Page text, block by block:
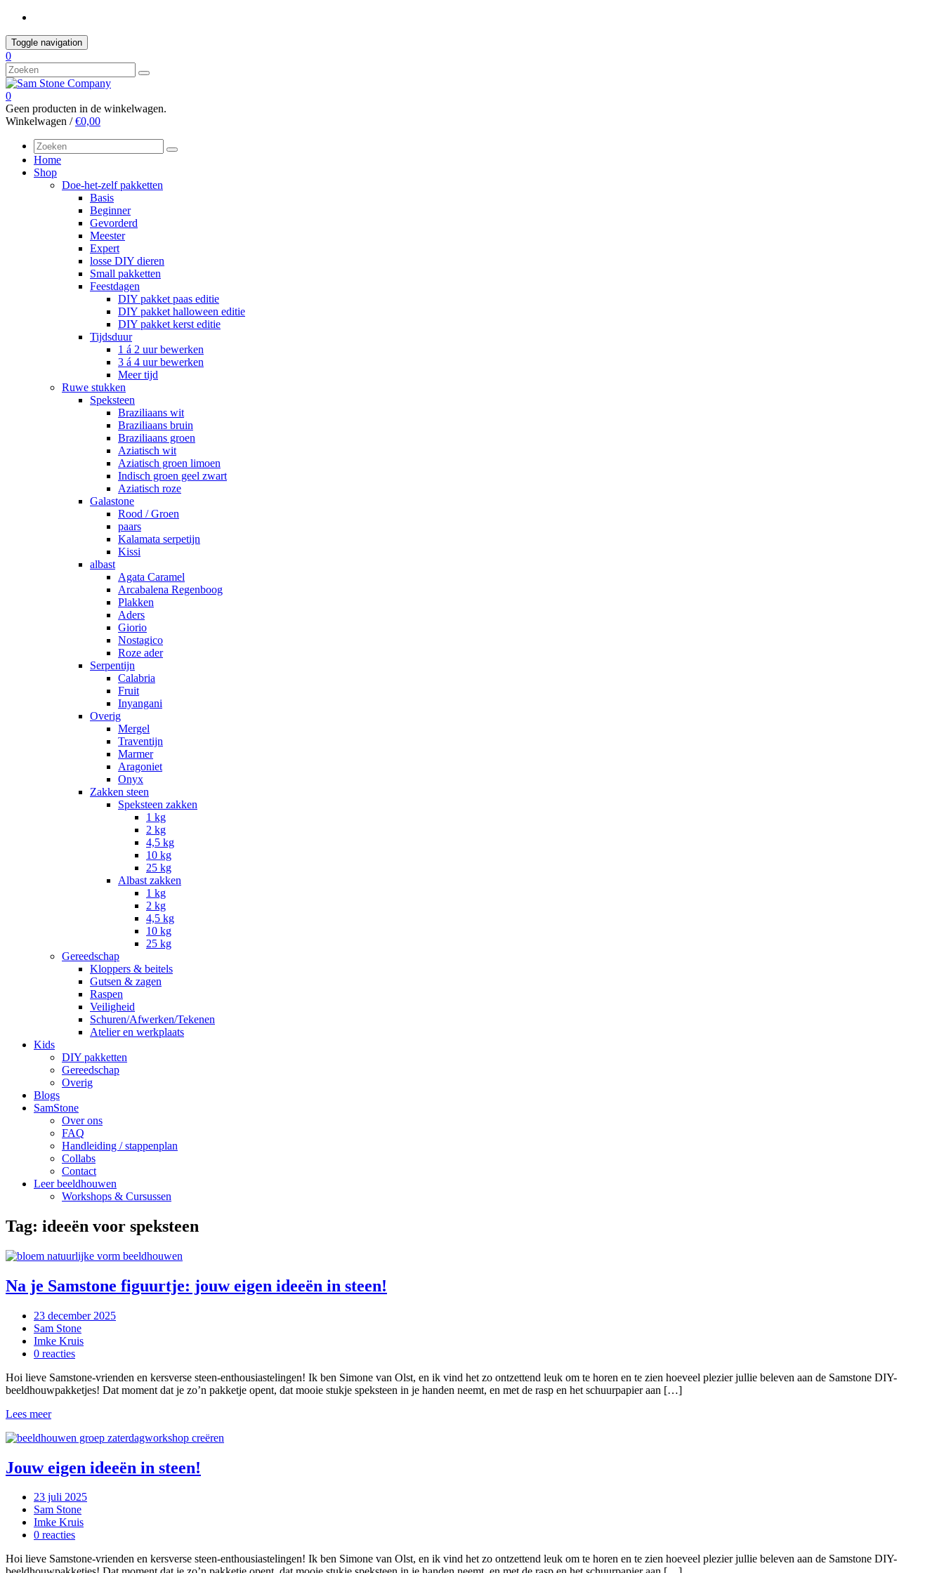
Skip
content
Toggle navigation
0
0
Geen producten in de winkelwagen.
Winkelwagen /€0,00
Home
Shop
Doe-het-zelf pakketten
Basis
Beginner
Gevorderd
Meester
Expert
losse DIY dieren
Small pakketten
Feestdagen
DIY pakket paas editie
DIY pakket halloween editie
DIY pakket kerst editie
Tijdsduur
1 á 2 uur bewerken
3 á 4 uur bewerken
Meer tijd
Ruwe stukken
Speksteen
Braziliaans wit
Braziliaans bruin
Braziliaans groen
Aziatisch wit
Aziatisch groen limoen
Indisch groen geel zwart
Aziatisch roze
Galastone
Rood / Groen
paars
Kalamata serpetijn
Kissi
albast
Agata Caramel
Arcabalena Regenboog
Plakken
Aders
Giorio
Nostagico
Roze ader
Serpentijn
Calabria
Fruit
Inyangani
Overig
Mergel
Traventijn
Marmer
Aragoniet
Onyx
Zakken steen
Speksteen zakken
1 kg
2 kg
4,5 kg
10 kg
25 kg
Albast zakken
1 kg
2 kg
4,5 kg
10 kg
25 kg
Gereedschap
Kloppers & beitels
Gutsen & zagen
Raspen
Veiligheid
Schuren/Afwerken/Tekenen
Atelier en werkplaats
Kids
DIY pakketten
Gereedschap
Overig
Blogs
SamStone
Over ons
FAQ
Handleiding / stappenplan
Collabs
Contact
Leer beeldhouwen
Workshops & Cursussen
Tag: ideeën voor speksteen
Na je Samstone figuurtje: jouw eigen ideeën in steen!
23 december 2025
Sam Stone
Imke Kruis
0 reacties
Hoi lieve Samstone-vrienden en kersverse steen-enthousiastelingen! Ik ben Simone van Olst, en ik vind het zo ontzettend leuk om te horen en te zien hoeveel plezier jullie beleven aan de Samstone DIY-
beeldhouwpakketjes! Dat moment dat je zo’n pakketje opent, dat mooie stukje speksteen in je handen neemt, en met de rasp en het schuurpapier aan […]
Lees meer
Jouw eigen ideeën in steen!
23 juli 2025
Sam Stone
Imke Kruis
0 reacties
Hoi lieve Samstone-vrienden en kersverse steen-enthousiastelingen! Ik ben Simone van Olst, en ik vind het zo ontzettend leuk om te horen en te zien hoeveel plezier jullie beleven aan de Samstone DIY-